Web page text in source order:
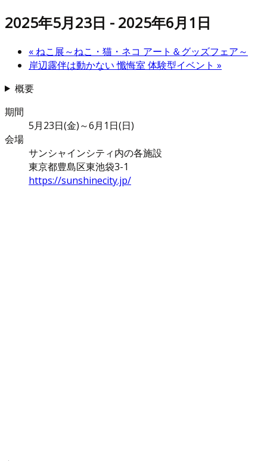
2025年5月23日 - 2025年6月1日
« ねこ展～ねこ・猫・ネコ アート＆グッズフェア～
岸辺露伴は動かない 懺悔室 体験型イベント »
概要
期間
5月23日(金)～6月1日(日)
会場
サンシャインシティ内の各施設
東京都豊島区東池袋3-1
https://sunshinecity.jp/